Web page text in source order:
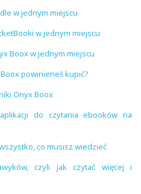
w jednym miejscu
w jednym miejscu
Boox w jednym miejscu
powinieneś kupić?
Onyx Boox
do czytania ebooków na
co musisz wiedzieć
czyli jak czytać więcej i